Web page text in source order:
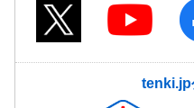
tenki.jp